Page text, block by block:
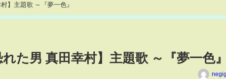
】主題歌 ～『夢一色』
た男 真田幸村】主題歌 ～『夢一色』